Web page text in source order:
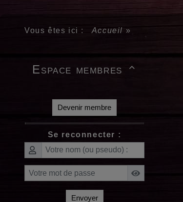
Vous êtes ici : Accueil »

Espace membres
Devenir membre
Se reconnecter :
Envoyer